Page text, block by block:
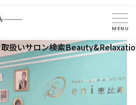
MENU
扱いサロン検索